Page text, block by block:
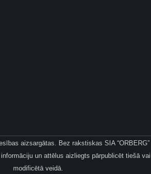
aizsargātas. Bez rakstiskas SIA “ORBERG”
un attēlus aizliegts pārpublicēt tiešā vai
modificētā veidā.